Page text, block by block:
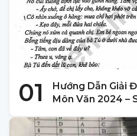
01
Hướng Dẫn Giải
Môn Văn 2024 –